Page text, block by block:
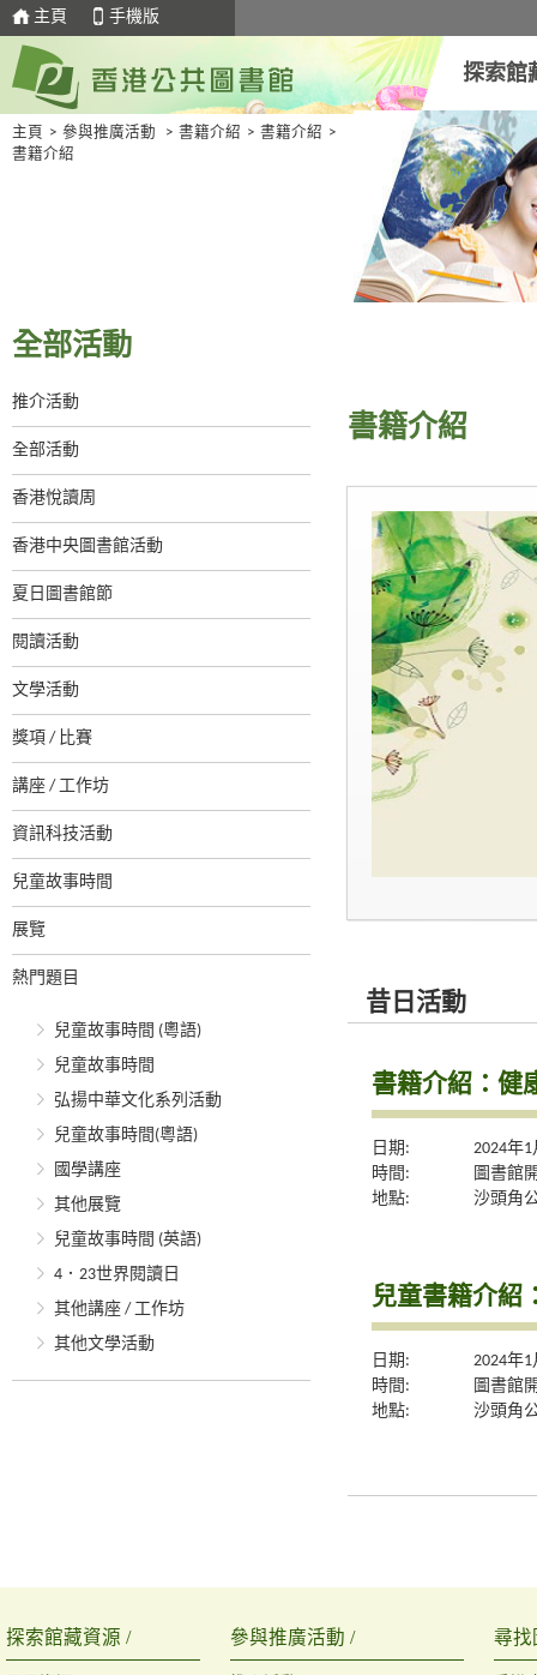
主頁 手機版
探索館
主頁 > 參與推廣活動 > 書籍介紹 > 書籍介紹 >
書籍介紹
全部活動
推介活動
全部活動
香港悅讀周
香港中央圖書館活動
夏日圖書館節
閱讀活動
文學活動
獎項 / 比賽
講座 / 工作坊
資訊科技活動
兒童故事時間
展覽
熱門題目
兒童故事時間 (粵語)
兒童故事時間
弘揚中華文化系列活動
兒童故事時間(粵語)
國學講座
其他展覽
兒童故事時間 (英語)
4．23世界閱讀日
其他講座 / 工作坊
其他文學活動
書籍介紹
昔日活動
書籍介紹：健
日期:
2024年
時間:
圖書館
地點:
沙頭角
兒童書籍介紹
日期:
2024年
時間:
圖書館
地點:
沙頭角
探索館藏資源 / 參與推廣活動 / 尋找